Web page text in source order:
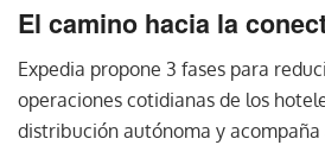
El camino hacia la
Expedia propone 3 fases para
operaciones cotidianas de los
distribución autónoma y